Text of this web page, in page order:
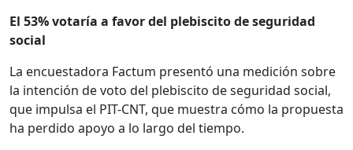
El 53% votaría a favor del plebiscito de seguridad
social
La encuestadora Factum presentó una medición sobre
la intención de voto del plebiscito de seguridad social,
que impulsa el PIT-CNT, que muestra cómo la propuesta
ha perdido apoyo a lo largo del tiempo.